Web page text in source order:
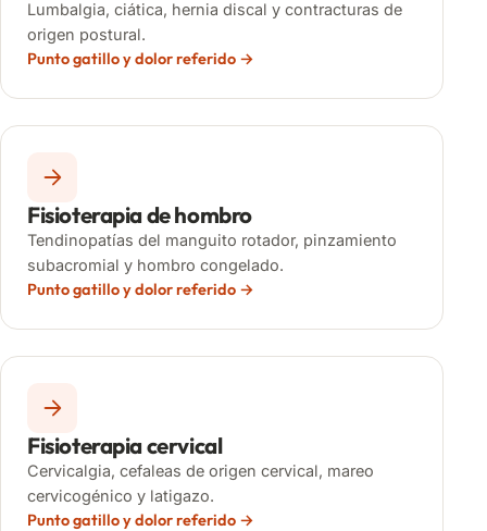
Lumbalgia, ciática, hernia discal y contracturas de
origen postural.
Punto gatillo y dolor referido
Fisioterapia de hombro
Tendinopatías del manguito rotador, pinzamiento
subacromial y hombro congelado.
Punto gatillo y dolor referido
Fisioterapia cervical
Cervicalgia, cefaleas de origen cervical, mareo
cervicogénico y latigazo.
Punto gatillo y dolor referido